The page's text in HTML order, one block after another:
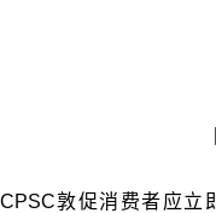
CPSC敦促消费者应立